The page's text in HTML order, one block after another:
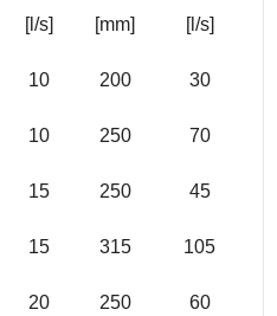
[l/s] [mm] [l/s]
10 200 30
10 250 70
15 250 45
15 315 105
20 250 60